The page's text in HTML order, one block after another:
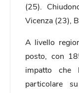
(25).
Vicenza (23),
A livello
posto, con
impatto che
particolare